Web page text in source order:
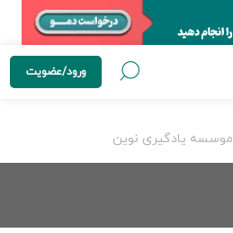
ورود/عضویت
موسسه یادگیری نوین